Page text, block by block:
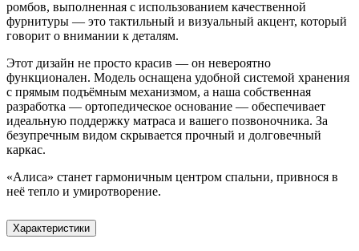
ромбов, выполненная с использованием качественной
фурнитуры — это тактильный и визуальный акцент, который
говорит о внимании к деталям.
Этот дизайн не просто красив — он невероятно
функционален. Модель оснащена удобной системой хранения
с прямым подъёмным механизмом, а наша собственная
разработка — ортопедическое основание — обеспечивает
идеальную поддержку матраса и вашего позвоночника. За
безупречным видом скрывается прочный и долговечный
каркас.
«Алиса» станет гармоничным центром спальни, привнося в
неё тепло и умиротворение.
Характеристики